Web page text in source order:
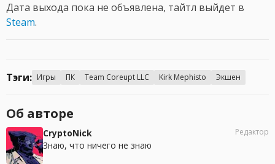
Дата выхода пока не объявлена, тайтл выйдет в
Steam.
Тэги: Игры ПК Team Coreupt LLC Kirk Mephisto Экшен
Об авторе
CryptoNick
Знаю, что ничего не знаю
Редактор